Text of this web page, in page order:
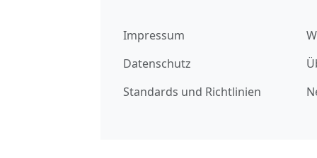
Impressum
Datenschutz
Standards und Richtlinien